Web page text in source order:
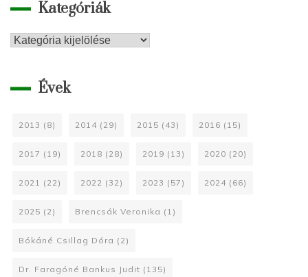
Kategóriák
Kategóriák
Évek
2013 (8) 2014 (29) 2015 (43) 2016 (15)
2017 (19) 2018 (28) 2019 (13) 2020 (20)
2021 (22) 2022 (32) 2023 (57) 2024 (66)
2025 (2) Brencsák Veronika (1)
Bókáné Csillag Dóra (2)
Dr. Faragóné Bankus Judit (135)